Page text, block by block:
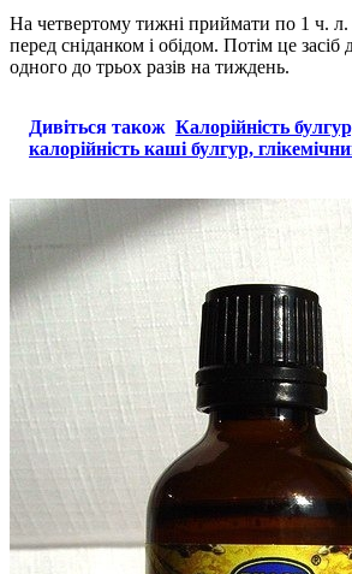
На четвертому тижні приймати по 1 ч. л.
перед сніданком і обідом. Потім це засіб
одного до трьох разів на тиждень.
Дивіться також Калорійність
калорійність каші булгур,